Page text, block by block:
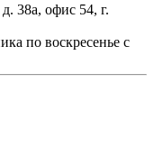
38а, офис 54, г.
по воскресенье с